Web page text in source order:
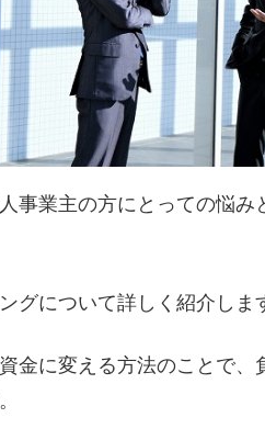
事業主の方にとっての悩み
グについて詳しく紹介しま
金に変える方法のことで